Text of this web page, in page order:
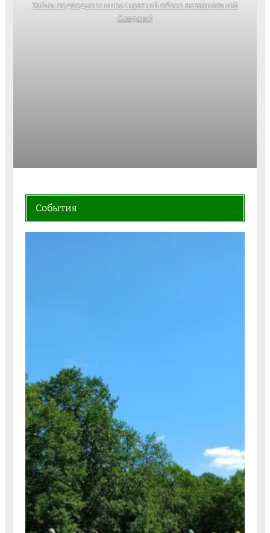
Тайны подводного мира (краткий обзор аквариальной
Следово)
События